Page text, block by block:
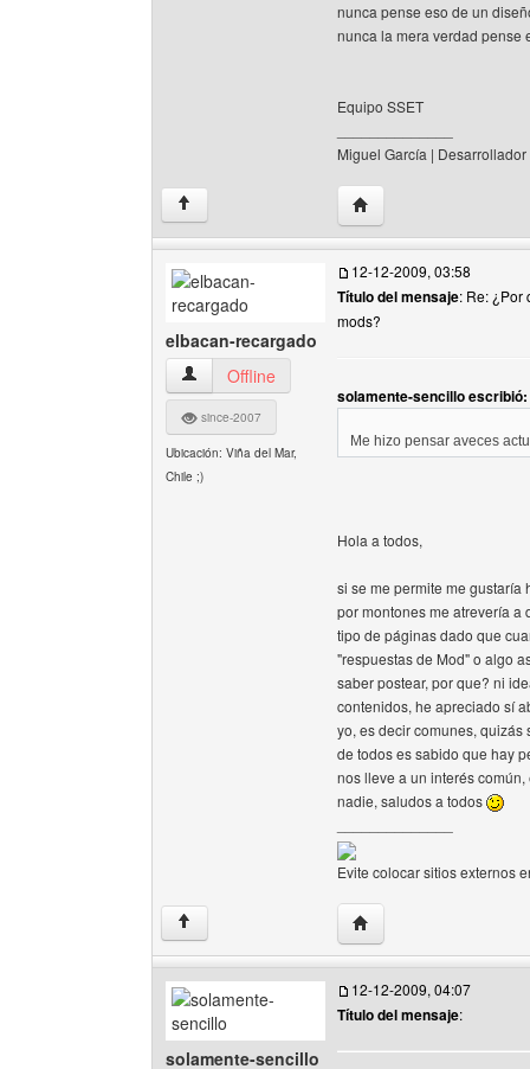
nunca pense eso de un
nunca la mera verdad pense
Equipo SSET
Miguel García |
↑ Visitar sitio web del
elbacan-recargado
elbacan-recargado Ver perfil del usuario
Offline
since-2007
Ubicación: Viña del Mar,
Chile ;)
12-12-2009, 03:58
Título del mensaje: Re: ¿Por
mods?
solamente-sencillo escribió:
Me hizo pensar aveces
Hola a todos,
si se me permite me
por montones me atrevería a
tipo de páginas dado que
"respuestas de Mod" o algo
saber postear, por que? ni
contenidos, he apreciado sí
yo, es decir comunes,
de todos es sabido que hay
nos lleve a un interés
nadie, saludos a todos
Evite colocar sitios externos
↑ Visitar sitio web del
solamente-sencillo
12-12-2009, 04:07
Título del mensaje: